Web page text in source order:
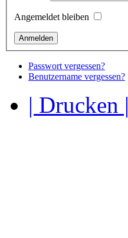
Angemeldet bleiben
Passwort vergessen?
Benutzername vergessen?
| Drucken |